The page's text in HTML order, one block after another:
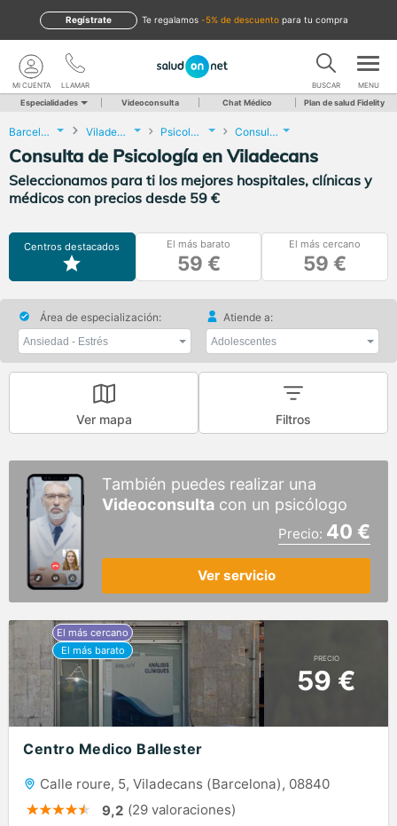
te regalamos -5% de descuento para tu compra
Regístrate
LLAMAR
MI CUENTA BUSCAR MENU
Especialidades Videoconsulta Chat Médico Plan de salud Fidelity
Barcelona Viladecans Psicología Consulta de Psicología
Consulta de Psicología en Viladecans
Seleccionamos para ti los mejores hospitales, clínicas y
médicos con precios desde 59 €
Centros destacados El más barato
59 €
El más cercano
59 €
Área de especialización: Atiende a:
Ver mapa Filtros
También puedes realizar una
Videoconsulta con un psicólogo
Precio: 40 €
Ver servicio
PRECIO
59 €
Centro Medico Ballester
Calle roure, 5, Viladecans (Barcelona), 08840
9,2 (29 valoraciones)